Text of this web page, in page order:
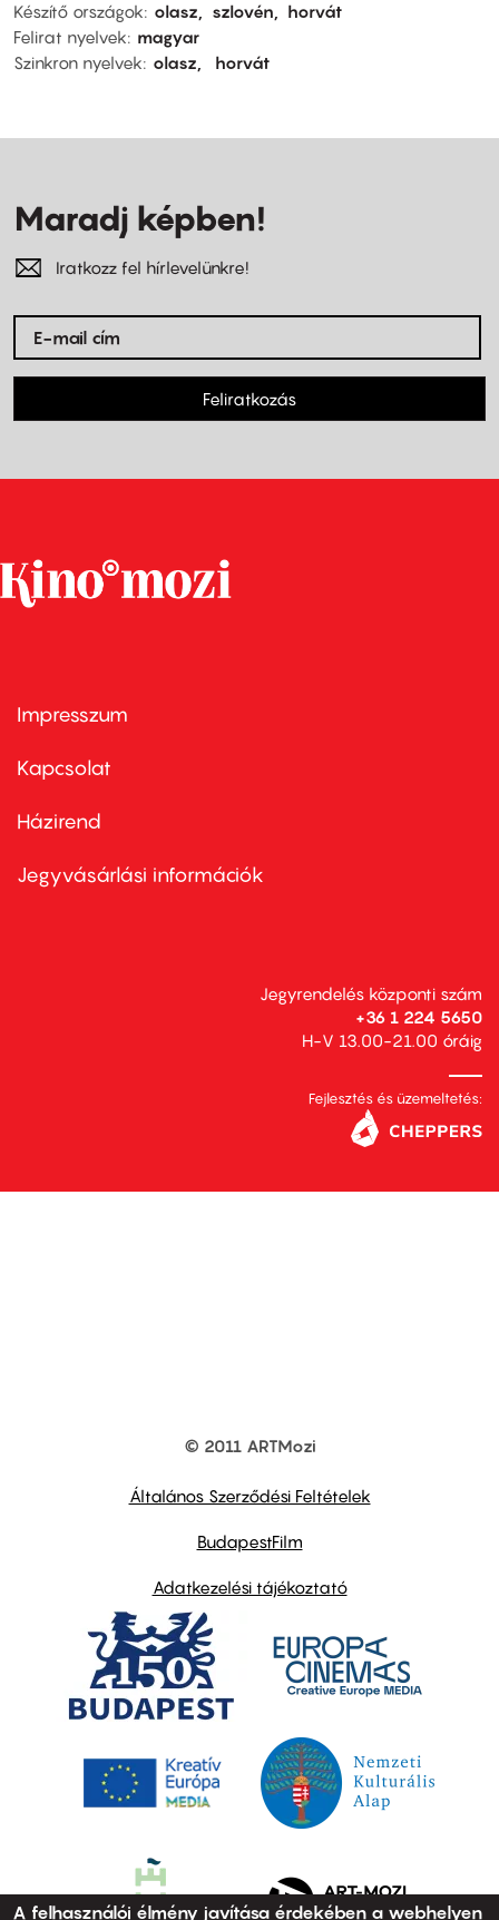
Készítő országok
olasz szlovén
horvát
Felirat nyelvek
magyar
Szinkron nyelvek
olasz horvát
Maradj képben!
Iratkozz fel hírlevelünkre!
Feliratkozás
Footer
first
Impresszum
Kapcsolat
Footer
second
Házirend
Jegyvásárlási információk
Jegyrendelés központi szám
+36 1 224 5650
H-V 13.00-21.00 óráig
Fejlesztés és üzemeltetés:
© 2011 ARTMozi
Általános Szerződési Feltételek
BudapestFilm
Adatkezelési tájékoztató
A felhasználói élmény javítása érdekében a webhelyen